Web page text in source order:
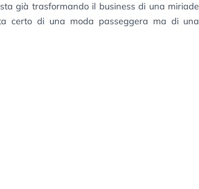
già trasformando il business di una miriade
certo di una moda passeggera ma di una